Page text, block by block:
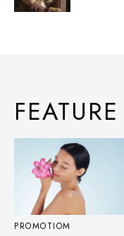
FEATURE
PROMOTIOM